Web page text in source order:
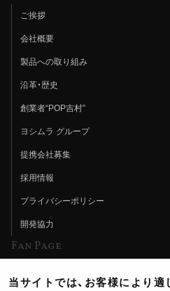
ご挨拶
会社概要
製品への取り組み
沿革・歴史
創業者“POP吉村”
ヨシムラ グループ
提携会社募集
採用情報
プライバシーポリシー
開発協力
Fan Page
当サイトでは、お客様により